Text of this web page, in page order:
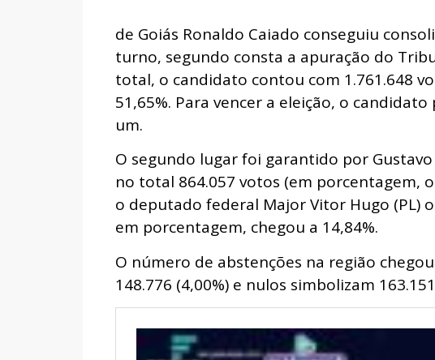
de Goiás Ronaldo Caiado conseguiu
turno, segundo consta a apuração do
total, o candidato contou com 1.761.648
51,65%. Para vencer a eleição, o
um.
O segundo lugar foi garantido por
no total 864.057 votos (em porcentagem,
o deputado federal Major Vitor Hugo (PL)
em porcentagem, chegou a 14,84%.
O número de abstenções na região
148.776 (4,00%) e nulos simbolizam